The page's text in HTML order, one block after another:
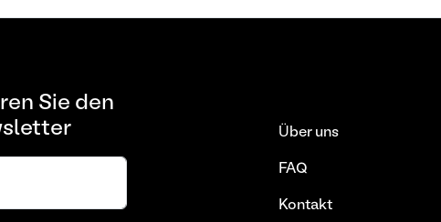
Sie den
Über uns
FAQ
Kontakt